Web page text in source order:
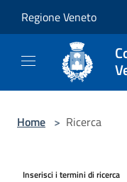
Regione Veneto
Home > Ricerca
Inserisci i termini di ricerca